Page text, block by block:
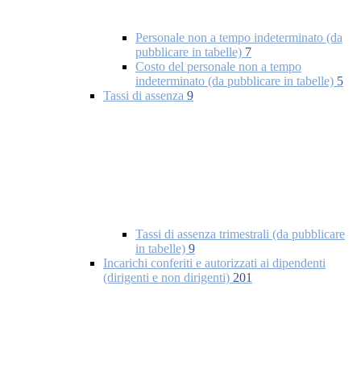
Personale non a tempo indeterminato (da
pubblicare in tabelle) 7
Costo del personale non a tempo
indeterminato (da pubblicare in tabelle) 5
Tassi di assenza 9
Tassi di assenza trimestrali (da pubblicare
in tabelle) 9
Incarichi conferiti e autorizzati ai dipendenti
(dirigenti e non dirigenti) 201